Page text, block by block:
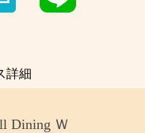
詳細
Dining Ｗ